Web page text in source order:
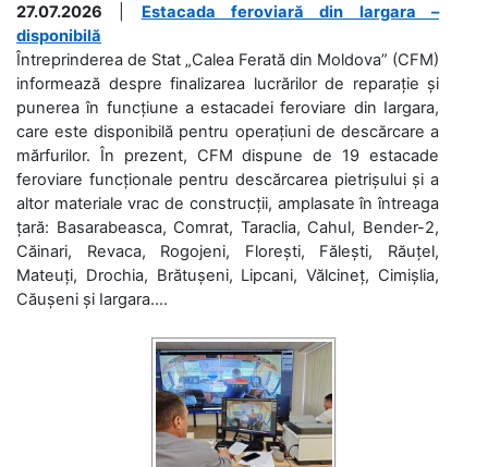
27.07.2026
Estacada feroviară din Iargara –
disponibilă
Întreprinderea de Stat „Calea Ferată din Moldova” (CFM)
informează despre finalizarea lucrărilor de reparație și
punerea în funcțiune a estacadei feroviare din Iargara,
care este disponibilă pentru operațiuni de descărcare a
mărfurilor. În prezent, CFM dispune de 19 estacade
feroviare funcționale pentru descărcarea pietrișului și a
altor materiale vrac de construcții, amplasate în întreaga
țară: Basarabeasca, Comrat, Taraclia, Cahul, Bender-2,
Căinari, Revaca, Rogojeni, Florești, Fălești, Răuțel,
Mateuți, Drochia, Brătușeni, Lipcani, Vălcineț, Cimișlia,
Căușeni și Iargara....